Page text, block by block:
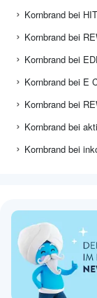
Kornbrand bei HIT
Kornbrand bei
Kornbrand bei
Kornbrand bei E
Kornbrand bei
Kornbrand bei
Kornbrand bei